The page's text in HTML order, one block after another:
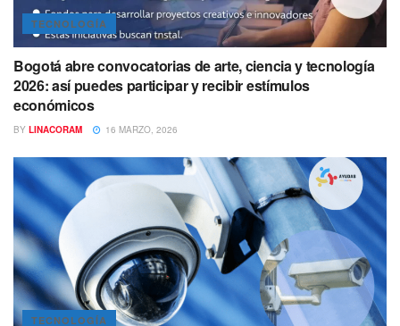
TECNOLOGÍA
Bogotá abre convocatorias de arte, ciencia y tecnología
2026: así puedes participar y recibir estímulos
económicos
BY LINACORAM 16 MARZO, 2026
TECNOLOGÍA